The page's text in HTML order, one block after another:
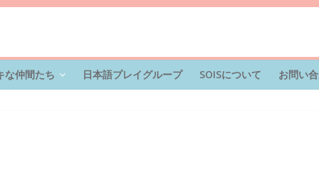
な仲間たち 日本語プレイグループ SOISについて お問い